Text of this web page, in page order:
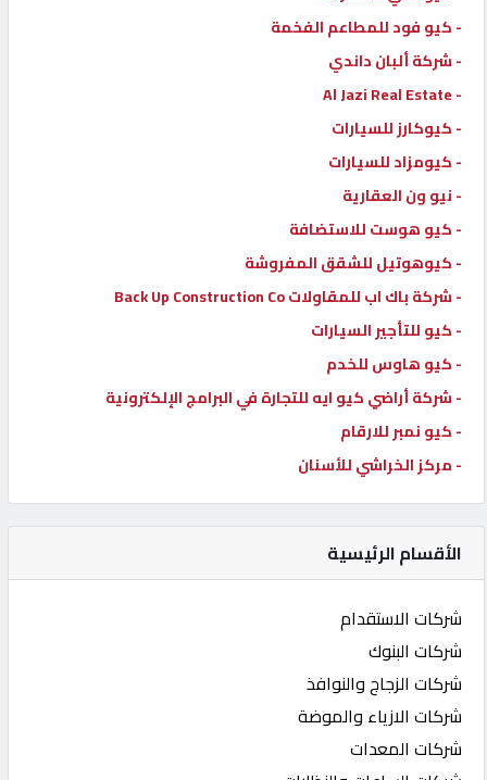
الدليل
القطري
POWERED
QHOST
- كيو فود للمطاعم الفخمة
- شركة ألبان داندي
- Al Jazi Real Estate
- كيوكارز للسيارات
- كيومزاد للسيارات
- نيو ون العقارية
- كيو هوست للاستضافة
- كيوهوتيل للشقق المفروشة
- شركة باك اب للمقاولات Back Up Construction Co
- كيو للتأجير السيارات
- كيو هاوس للخدم
- شركة أراضي كيو ايه للتجارة في البرامج الإلكترونية
- كيو نمبر للارقام
- مركز الخراشي للأسنان
الأقسام الرئيسية
شركات الاستقدام
شركات البنوك
شركات الزجاج والنوافذ
شركات الازياء والموضة
شركات المعدات